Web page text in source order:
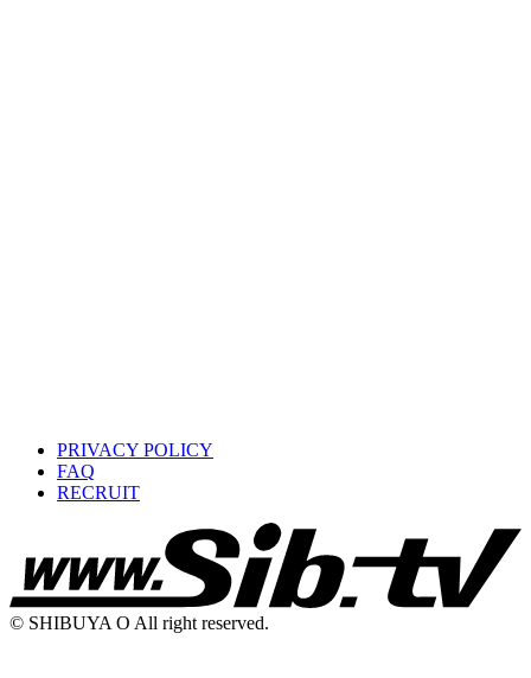
PRIVACY POLICY
FAQ
RECRUIT
© SHIBUYA O All right reserved.